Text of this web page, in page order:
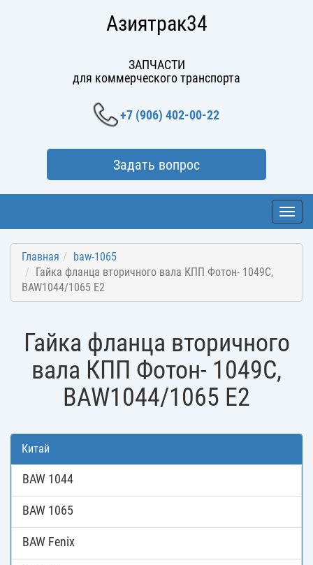
Азиятрак34
ЗАПЧАСТИ
для коммерческого транспорта
+7 (906) 402-00-22
Задать вопрос
Главная
baw-1065
Гайка фланца вторичного вала КПП Фотон- 1049C,
BAW1044/1065 E2
Гайка фланца вторичного
вала КПП Фотон- 1049C,
BAW1044/1065 E2
Китай
BAW 1044
BAW 1065
BAW Fenix